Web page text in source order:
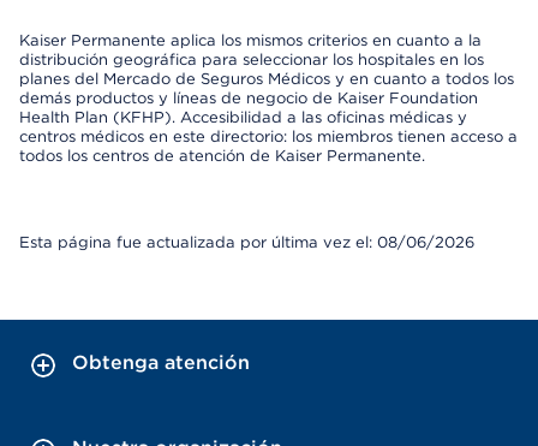
Kaiser Permanente aplica los mismos criterios en cuanto a la
distribución geográfica para seleccionar los hospitales en los
planes del Mercado de Seguros Médicos y en cuanto a todos los
demás productos y líneas de negocio de Kaiser Foundation
Health Plan (KFHP). Accesibilidad a las oficinas médicas y
centros médicos en este directorio: los miembros tienen acceso a
todos los centros de atención de Kaiser Permanente.
Esta página fue actualizada por última vez el: 08/06/2026
Obtenga atención